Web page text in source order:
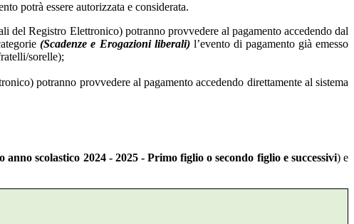
potrà essere autorizzata e considerata.
del Registro Elettronico) potranno provvedere al pagamento accedendo dal
(Scadenze e Erogazioni liberali)l’evento di pagamento già emesso
sorelle);
potranno provvedere al pagamento accedendo direttamente al sistema
anno scolastico 2024 - 2025 - Primo figlio o secondo figlio e successivi) e